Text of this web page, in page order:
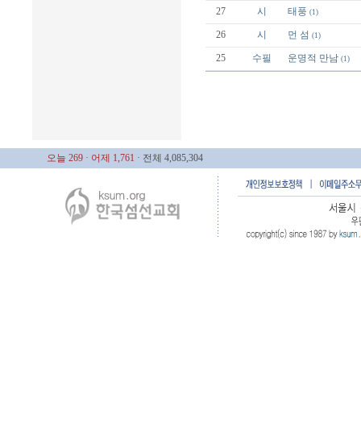
27 시 태풍 (1)
26 시 먼 섬 (1)
25 수필 운명적 만남 (1)
오늘 269 · 어제 1,761 · 전체 4,085,304